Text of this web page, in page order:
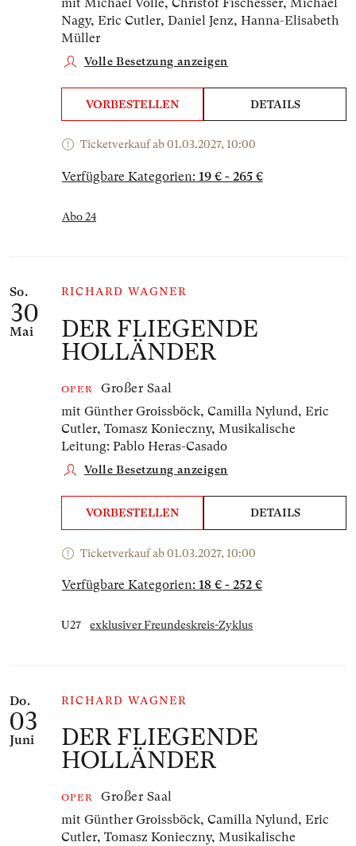
mit Michael Volle, Christof Fischesser, Michael
Nagy, Eric Cutler, Daniel Jenz, Hanna-Elisabeth
Müller
Volle Besetzung anzeigen
VORBESTELLEN DETAILS
Ticketverkauf ab 01.03.2027, 10:00
Verfügbare Kategorien: 19 € - 265 €
Abo 24
So.
30
Mai
RICHARD WAGNER
DER FLIEGENDE
HOLLÄNDER
OPER
Großer Saal
mit Günther Groissböck, Camilla Nylund, Eric
Cutler, Tomasz Konieczny, Musikalische
Leitung: Pablo Heras-Casado
Volle Besetzung anzeigen
VORBESTELLEN DETAILS
Ticketverkauf ab 01.03.2027, 10:00
Verfügbare Kategorien: 18 € - 252 €
U27 exklusiver Freundeskreis-Zyklus
Do.
03
Juni
RICHARD WAGNER
DER FLIEGENDE
HOLLÄNDER
OPER
Großer Saal
mit Günther Groissböck, Camilla Nylund, Eric
Cutler, Tomasz Konieczny, Musikalische